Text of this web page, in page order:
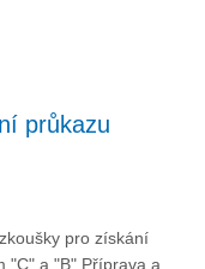
průkazu
pro získání
"C" a "B" Příprava a